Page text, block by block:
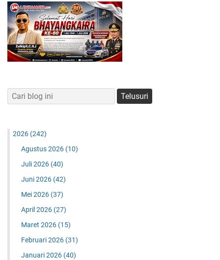
2026 (242)
Agustus 2026 (10)
Juli 2026 (40)
Juni 2026 (42)
Mei 2026 (37)
April 2026 (27)
Maret 2026 (15)
Februari 2026 (31)
Januari 2026 (40)